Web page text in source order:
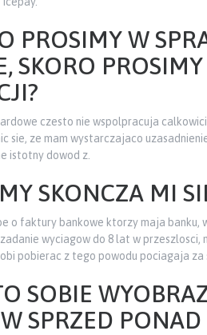
PROSIMY W
SKORO
czesto nie wspolpracuja
sie, ze mam wystarczajaco
istotny dowod z.
SKONCZA MI
o faktury bankowe ktorzy maja banku,
wyciagow do 8 lat w
pobierac z tego powodu pociagaja za
SOBIE
SPRZED PONAD